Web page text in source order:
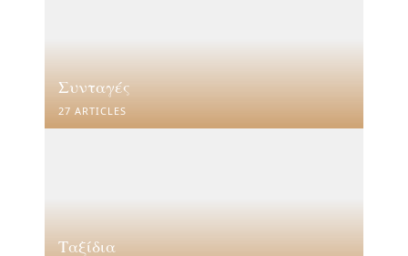
Συνταγές
27 ARTICLES
Ταξίδια